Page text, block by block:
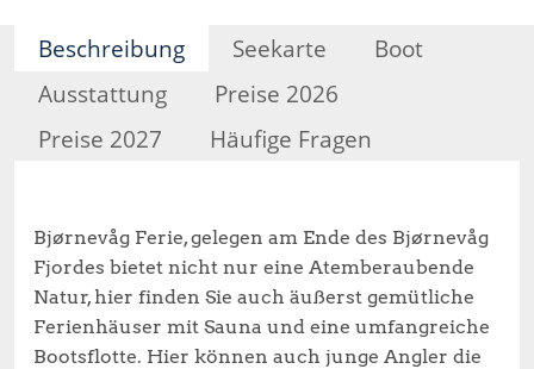
Beschreibung Seekarte
Boot
Ausstattung
Preise 2026
Preise 2027
Häufige Fragen
Bjørnevåg Ferie, gelegen am Ende des Bjørnevåg
Fjordes bietet nicht nur eine Atemberaubende
Natur, hier finden Sie auch äußerst gemütliche
Ferienhäuser mit Sauna und eine umfangreiche
Bootsflotte. Hier können auch junge Angler die